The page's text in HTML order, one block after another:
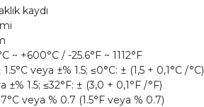
kaydı
~ +600°C / -25.6°F ~ 1112°F
veya ±% 1.5; ≤0°C: ± (1,5 + 0,1°C /°C)
±% 1.5; ≤32°F: ± (3,0 + 0,1°F /°F)
veya % 0.7 (1.5°F veya % 0.7)